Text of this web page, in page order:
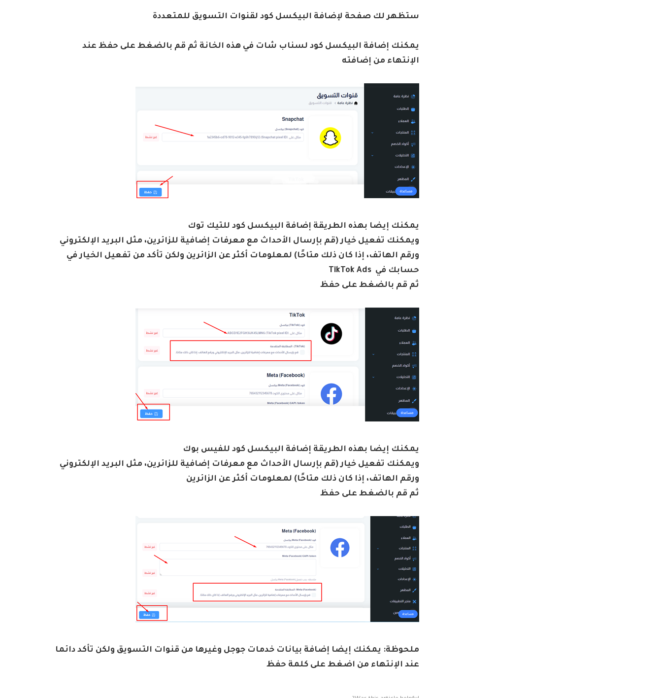
ستظهر لك صفحة لإضافة البيكسل كود لقنوات التسويق للمتعددة
يمكنك إضافة البيكسل كود لسناب شات في هذه الخانة ثم قم بالضغط على حفظ عند
الإنتهاء من إضافته
يمكنك إيضا بهذه الطريقة إضافة البيكسل كود للتيك توك
ويمكنك تفعيل خيار (قم بإرسال الأحداث مع معرفات إضافية للزائرين، مثل البريد الإلكتروني
ورقم الهاتف، إذا كان ذلك متاحًا) لمعلومات أكثر عن الزائرين ولكن تأكد من تفعيل الخيار في
حسابك في
ثم قم بالضغط على حفظ
يمكنك إيضا بهذه الطريقة إضافة البيكسل كود للفيس بوك
ويمكنك تفعيل خيار (قم بإرسال الأحداث مع معرفات إضافية للزائرين، مثل البريد الإلكتروني
ورقم الهاتف، إذا كان ذلك متاحًا) لمعلومات أكثر عن الزائرين
ثم قم بالضغط على حفظ
ملحوظة: يمكنك إيضا إضافة بيانات خدمات جوجل وغيرها من قنوات التسويق ولكن تأكد دائما
عند الإنتهاء من اضغط على كلمة حفظ